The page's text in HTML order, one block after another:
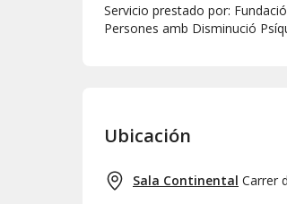
Servicio prestado por:
Persones amb Disminució
Ubicación
Sala Continental Carrer